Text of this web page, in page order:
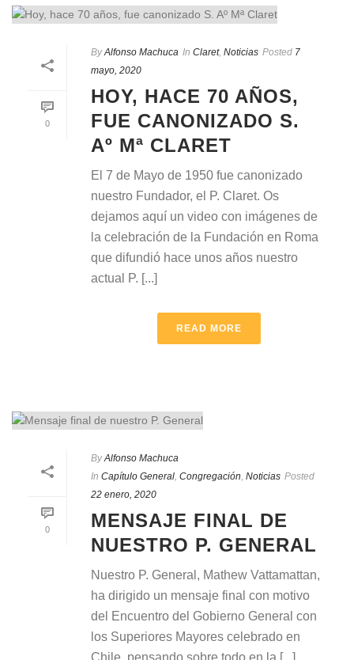
0
By Alfonso Machuca In Claret, Noticias Posted 7
mayo, 2020
HOY, HACE 70 AÑOS,
FUE CANONIZADO S.
Aº Mª CLARET
El 7 de Mayo de 1950 fue canonizado
nuestro Fundador, el P. Claret. Os
dejamos aquí un video con imágenes de
la celebración de la Fundación en Roma
que difundió hace unos años nuestro
actual P. [...]
READ MORE
0
By Alfonso Machuca
In Capítulo General, Congregación, Noticias Posted
22 enero, 2020
MENSAJE FINAL DE
NUESTRO P. GENERAL
Nuestro P. General, Mathew Vattamattan,
ha dirigido un mensaje final con motivo
del Encuentro del Gobierno General con
los Superiores Mayores celebrado en